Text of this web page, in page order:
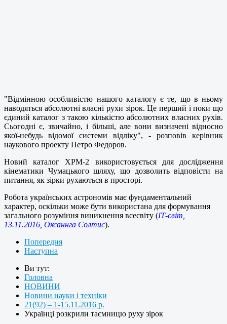
"Відмінною особливістю нашого каталогу є те, що в ньому
наводяться абсолютні власні рухи зірок. Це перший і поки що
єдиний каталог з такою кількістю абсолютних власних рухів.
Сьогодні є, звичайно, і більші, але вони визначені відносно
якої-небудь відомої системи відліку", - розповів керівник
наукового проекту Петро Федоров.
Новий каталог ХРМ-2 використовується для дослідження
кінематики Чумацького шляху, що дозволить відповісти на
питання, як зірки рухаються в просторі.
Робота українських астрономів має фундаментальний
характер, оскільки може бути використана для формування
загального розуміння виникнення всесвіту (ІТ-світ,
13.11.2016, Оксаннга Солтис).
Попередня
Наступна
Ви тут:
Головна
НОВИНИ
Новини науки і техніки
21(92) – 1-15.11.2016 р.
Українці розкрили таємницю руху зірок